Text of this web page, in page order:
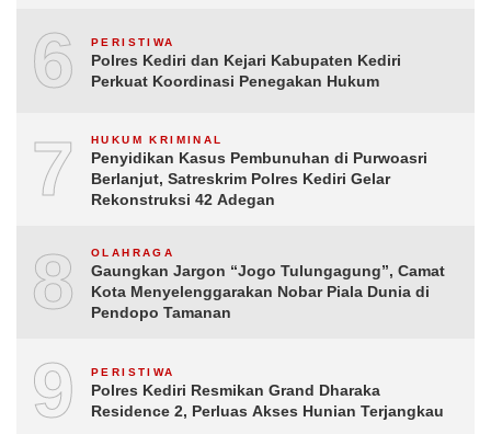
6 PERISTIWA
Polres Kediri dan Kejari Kabupaten Kediri
Perkuat Koordinasi Penegakan Hukum
7 HUKUM KRIMINAL
Penyidikan Kasus Pembunuhan di Purwoasri
Berlanjut, Satreskrim Polres Kediri Gelar
Rekonstruksi 42 Adegan
8 OLAHRAGA
Gaungkan Jargon “Jogo Tulungagung”, Camat
Kota Menyelenggarakan Nobar Piala Dunia di
Pendopo Tamanan
9 PERISTIWA
Polres Kediri Resmikan Grand Dharaka
Residence 2, Perluas Akses Hunian Terjangkau